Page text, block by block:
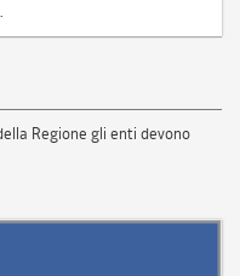
Regione gli enti devono